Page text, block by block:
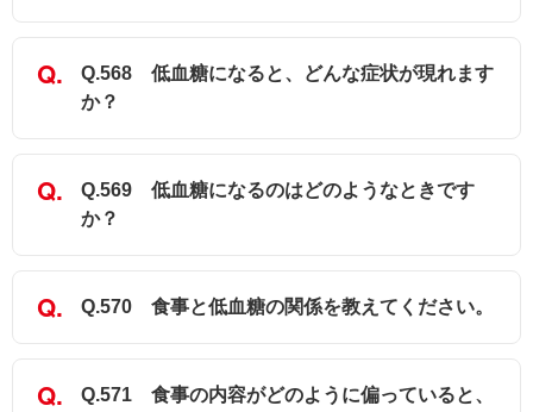
Q.568 低血糖になると、どんな症状が現れます
か？
Q.569 低血糖になるのはどのようなときです
か？
Q.570 食事と低血糖の関係を教えてください。
Q.571 食事の内容がどのように偏っていると、